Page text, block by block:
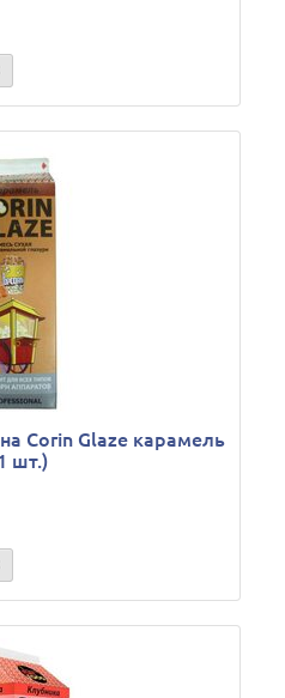
Corin Glaze карамель
шт.)